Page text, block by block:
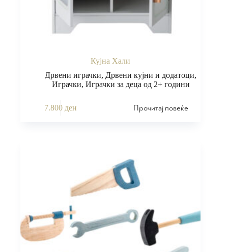
Кујна Хали
Дрвени играчки, Дрвени кујни и додатоци,
Играчки, Играчки за деца од 2+ години
7.800 ден Прочитај повеќе